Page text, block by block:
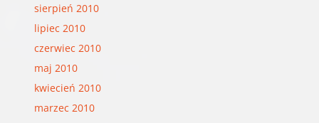
sierpień 2010
lipiec 2010
czerwiec 2010
maj 2010
kwiecień 2010
marzec 2010